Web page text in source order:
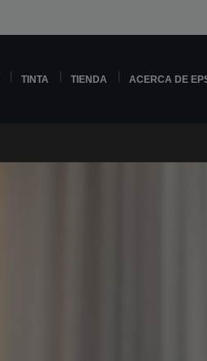
TINTA TIENDA ACERCA DE